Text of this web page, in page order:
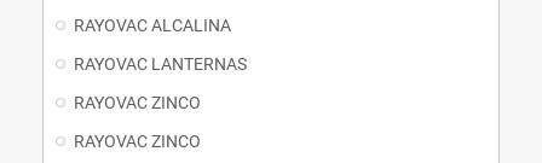
RAYOVAC ALCALINA
RAYOVAC LANTERNAS
RAYOVAC ZINCO
RAYOVAC ZINCO